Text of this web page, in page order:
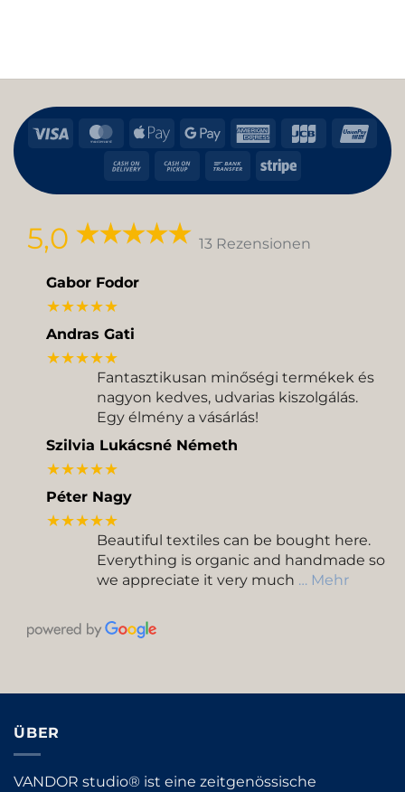
Visa MasterCard
Apple Google American
Express
JCB
Cash
Cash
Bank
Stripe
5,0 13 Rezensionen
Gabor Fodor
★★★★★
Andras Gati
★★★★★
Fantasztikusan minőségi termékek és
nagyon kedves, udvarias kiszolgálás.
Egy élmény a vásárlás!
Szilvia Lukácsné Németh
★★★★★
Péter Nagy
★★★★★
Beautiful textiles can be bought here.
Everything is organic and handmade so
we appreciate it very much … Mehr
ÜBER
VANDOR studio® ist eine zeitgenössische